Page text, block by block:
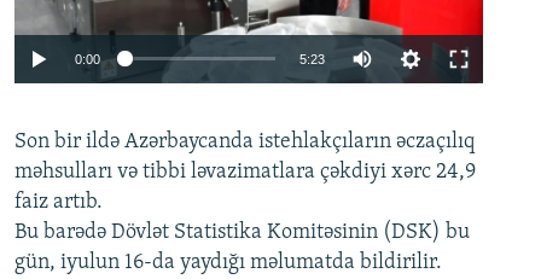
Auto 240p 360p 480p
720p 1080p
0:00 5:23
360p
480p
720p
1080p
Son bir ildə Azərbaycanda istehlakçıların əczaçılıq
məhsulları və tibbi ləvazimatlara çəkdiyi xərc 24,9
faiz artıb.
Bu barədə Dövlət Statistika Komitəsinin (DSK) bu
gün, iyulun 16-da yaydığı məlumatda bildirilir.